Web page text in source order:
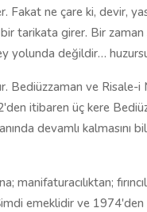
Fakat ne çare ki, devir,
tarikata girer. Bir
değildir…
Bediüzzaman ve
itibaren üç kere
devamlı kalmasını
emeklidir ve